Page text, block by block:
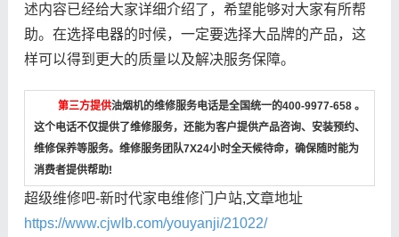
述内容已经给大家详细介绍了，希望能够对大家有所帮
助。在选择电器的时候，一定要选择大品牌的产品，这
样可以得到更大的质量以及解决服务保障。
第三方提供油烟机的维修服务电话是全国统一的400-9977-658 。
这个电话不仅提供了维修服务，还能为客户提供产品咨询、安装预约、
维修保养等服务。维修服务团队7X24小时全天候待命，确保随时能为
消费者提供帮助!
超级维修吧-新时代家电维修门户站,文章地址
https://www.cjwlb.com/youyanji/21022/